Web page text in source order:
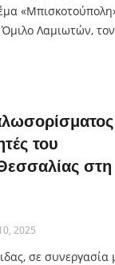
Λαμιωτών, τον
αναβάλλεται
Για τη νέα ημέρα
του
στη
2025
σε συνεργασία